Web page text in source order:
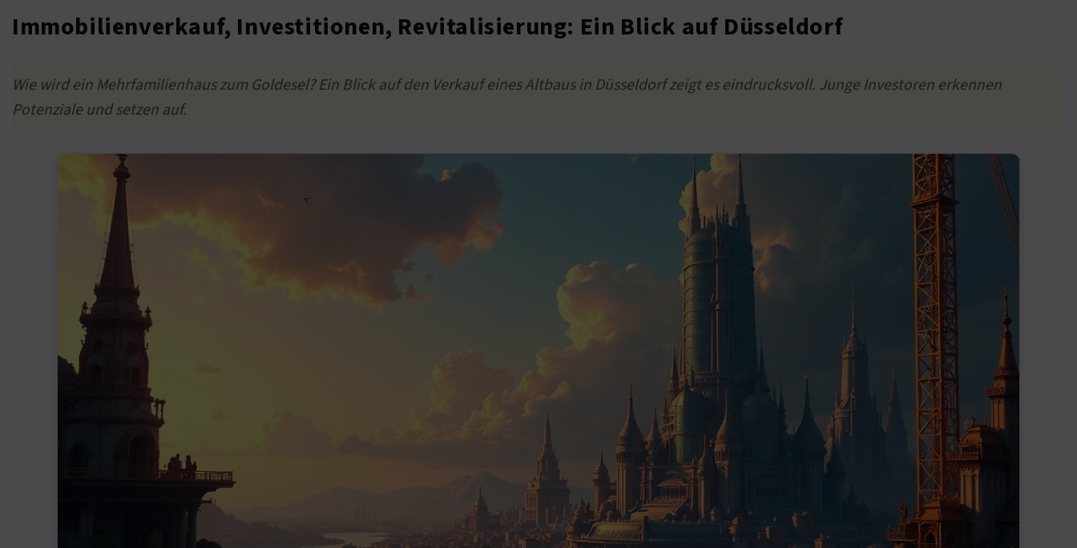
Immobilienverkauf, Investitionen, Revitalisierung: Ein Blick auf Düsseldorf
Wie wird ein Mehrfamilienhaus zum Goldesel? Ein Blick auf den Verkauf eines Altbaus in Düsseldorf zeigt es eindrucksvoll. Junge Investoren erkennen
Potenziale und setzen auf.